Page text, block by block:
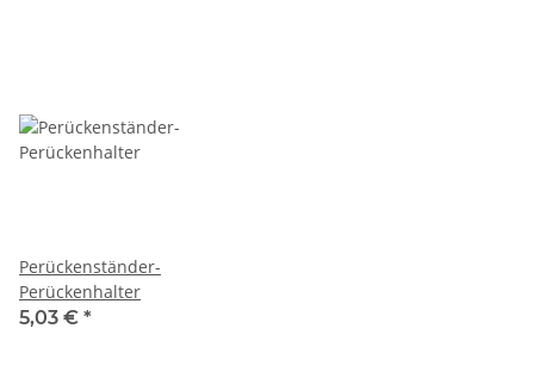
Perückenständer-
Perückenhalter
5,03 € *